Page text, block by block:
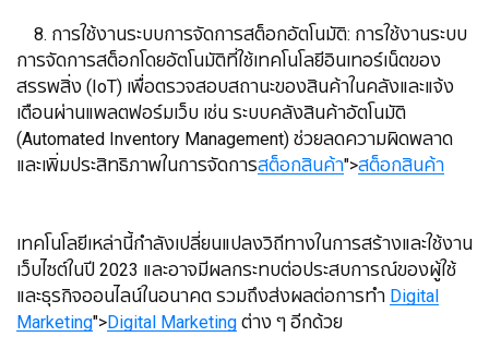
8. การใช้งานระบบการจัดการสต็อกอัตโนมัติ: การใช้งานระบบ
การจัดการสต็อกโดยอัตโนมัติที่ใช้เทคโนโลยีอินเทอร์เน็ตของ
สรรพสิ่ง (IoT) เพื่อตรวจสอบสถานะของสินค้าในคลังและแจ้ง
เตือนผ่านแพลตฟอร์มเว็บ เช่น ระบบคลังสินค้าอัตโนมัติ
(Automated Inventory Management) ช่วยลดความผิดพลาด
และเพิ่มประสิทธิภาพในการจัดการสต็อกสินค้า">สต็อกสินค้า
เทคโนโลยีเหล่านี้กำลังเปลี่ยนแปลงวิถีทางในการสร้างและใช้งาน
เว็บไซต์ในปี 2023 และอาจมีผลกระทบต่อประสบการณ์ของผู้ใช้
และธุรกิจออนไลน์ในอนาคต รวมถึงส่งผลต่อการทำ Digital
Marketing">Digital Marketing ต่าง ๆ อีกด้วย